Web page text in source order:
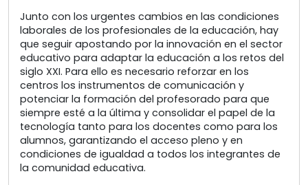
Junto con los urgentes cambios en las condiciones
laborales de los profesionales de la educación, hay
que seguir apostando por la innovación en el sector
educativo para adaptar la educación a los retos del
siglo XXI. Para ello es necesario reforzar en los
centros los instrumentos de comunicación y
potenciar la formación del profesorado para que
siempre esté a la última y consolidar el papel de la
tecnología tanto para los docentes como para los
alumnos, garantizando el acceso pleno y en
condiciones de igualdad a todos los integrantes de
la comunidad educativa.